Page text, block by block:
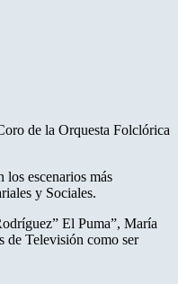
de la Orquesta Folclórica
escenarios más
y Sociales.
El Puma”, María
de Televisión como ser